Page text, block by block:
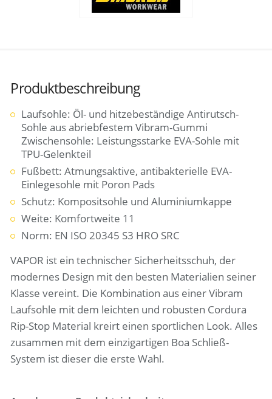
Produktbeschreibung
Laufsohle: Öl- und hitzebeständige Antirutsch-
Sohle aus abriebfestem Vibram-Gummi
Zwischensohle: Leistungsstarke EVA-Sohle mit
TPU-Gelenkteil
Fußbett: Atmungsaktive, antibakterielle EVA-
Einlegesohle mit Poron Pads
Schutz: Kompositsohle und Aluminiumkappe
Weite: Komfortweite 11
Norm: EN ISO 20345 S3 HRO SRC
VAPOR ist ein technischer Sicherheitsschuh, der
modernes Design mit den besten Materialien seiner
Klasse vereint. Die Kombination aus einer Vibram
Laufsohle mit dem leichten und robusten Cordura
Rip-Stop Material kreirt einen sportlichen Look. Alles
zusammen mit dem einzigartigen Boa Schließ-
System ist dieser die erste Wahl.